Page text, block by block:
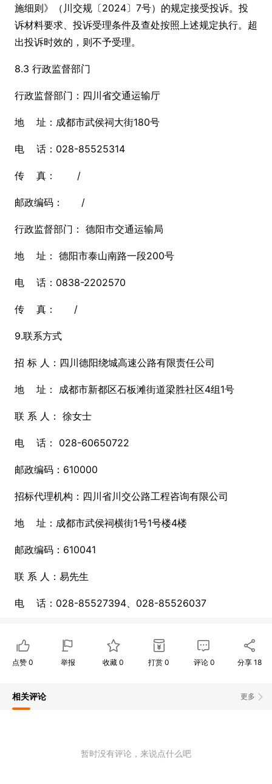
施细则》（川交规〔2024〕7号）的规定接受投诉。投
诉材料要求、投诉受理条件及查处按照上述规定执行。超
出投诉时效的，则不予受理。
8.3 行政监督部门
行政监督部门：四川省交通运输厅
地 址：成都市武侯祠大街180号
电 话：028-85525314
传 真： /
邮政编码： /
行政监督部门： 德阳市交通运输局
地 址： 德阳市泰山南路一段200号
电 话：0838-2202570
传 真： /
9.联系方式
招 标 人：四川德阳绕城高速公路有限责任公司
地 址： 成都市新都区石板滩街道梁胜社区4组1号
联 系 人： 徐女士
电 话： 028-60650722
邮政编码：610000
招标代理机构：四川省川交公路工程咨询有限公司
地 址：成都市武侯祠横街1号1号楼4楼
邮政编码：610041
联 系 人：易先生
电 话：028-85527394、028-85526037
点赞 0 举报 收藏0 打赏 0 评论 0 分享 18
更多
相关评论
暂时没有评论，来说点什么吧